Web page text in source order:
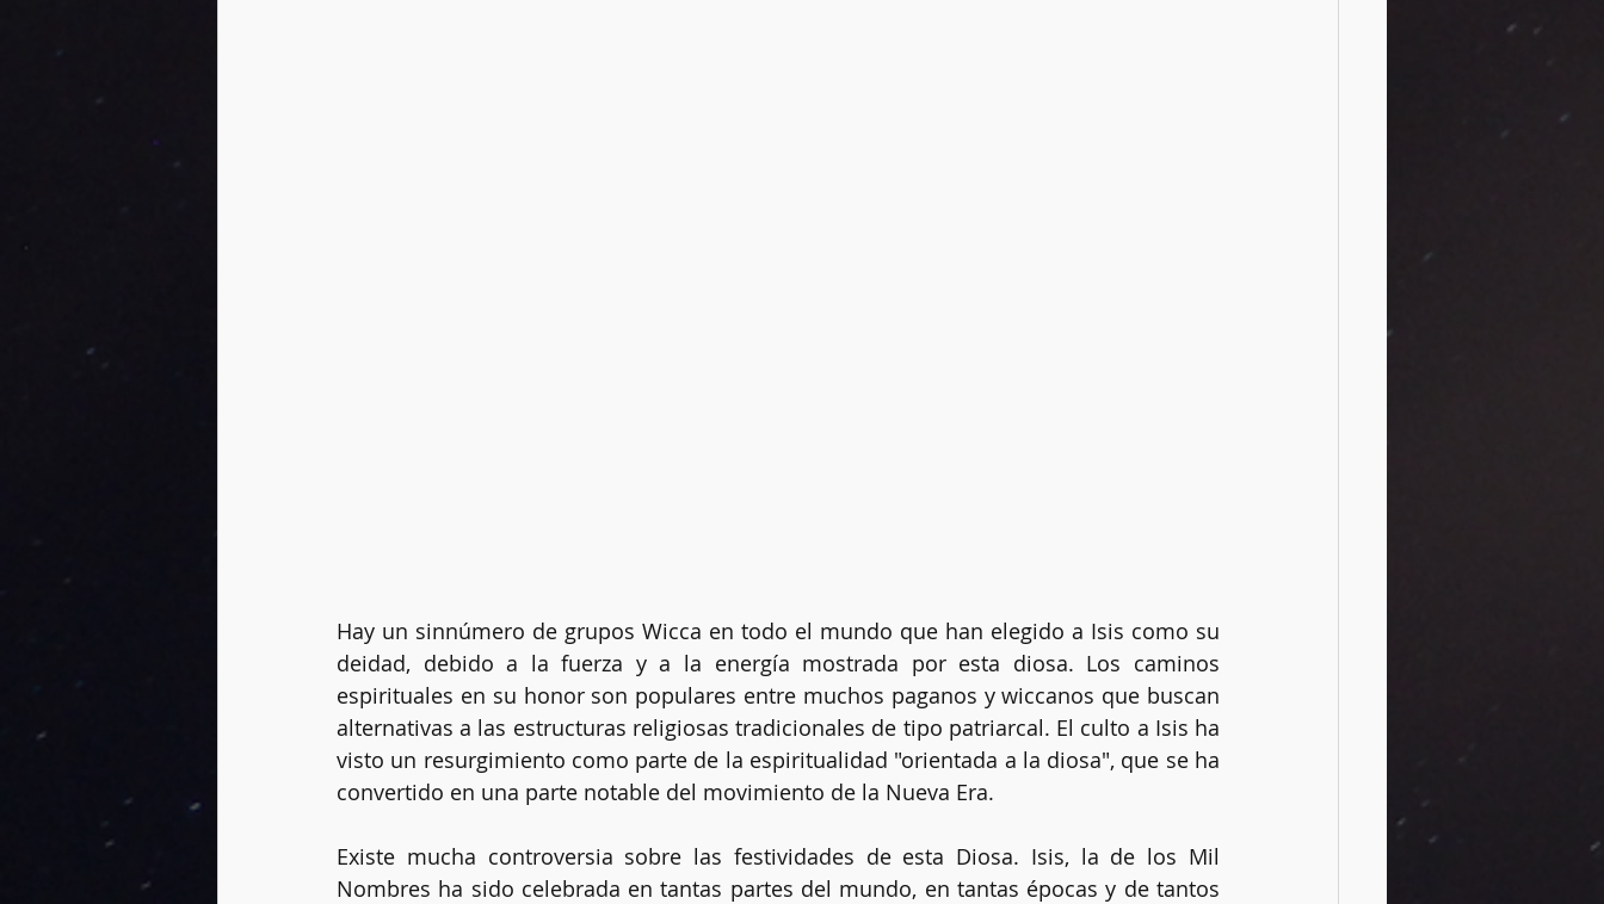
Hay un sinnúmero de grupos Wicca en todo el mundo que han elegido a Isis como su
deidad, debido a la fuerza y a la energía mostrada por esta diosa. Los caminos
espirituales en su honor son populares entre muchos paganos y wiccanos que buscan
alternativas a las estructuras religiosas tradicionales de tipo patriarcal. El culto a Isis ha
visto un resurgimiento como parte de la espiritualidad "orientada a la diosa", que se ha
convertido en una parte notable del movimiento de la Nueva Era.
Existe mucha controversia sobre las festividades de esta Diosa. Isis, la de los Mil
Nombres ha sido celebrada en tantas partes del mundo, en tantas épocas y de tantos